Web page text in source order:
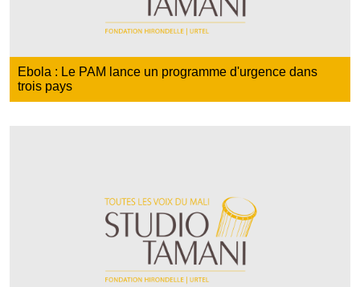
Ebola : Le PAM lance un programme d'urgence dans
trois pays